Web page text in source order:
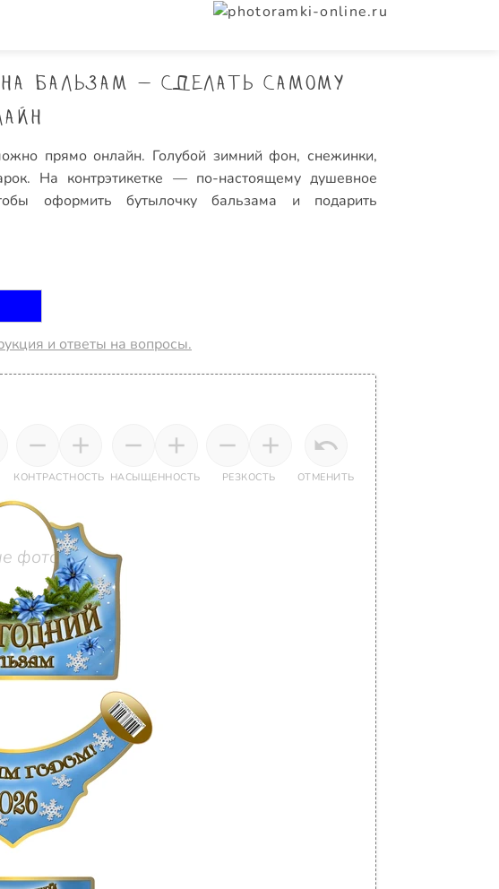
бальзам — сделать самому
прямо онлайн. Голубой зимний фон, снежинки,
На контрэтикетке — по-настоящему душевное
оформить бутылочку бальзама и подарить
и ответы на вопросы.
КОНТРАСТНОСТЬ НАСЫЩЕННОСТЬ РЕЗКОСТЬ ОТМЕНИТЬ
фото